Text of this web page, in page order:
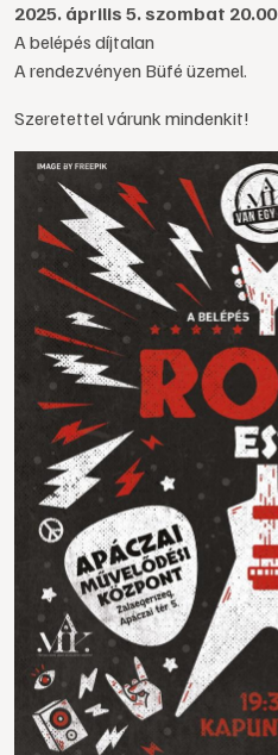
2025. április 5. szombat 20.00
A belépés díjtalan
A rendezvényen Büfé üzemel.
Szeretettel várunk mindenkit!